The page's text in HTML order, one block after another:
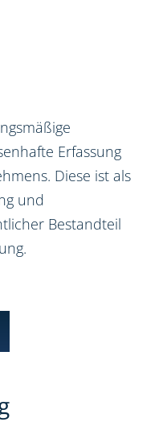
Erfassung
Diese ist als
und
Bestandteil